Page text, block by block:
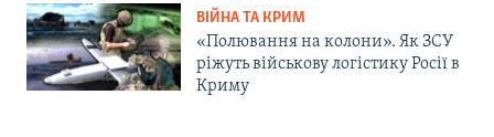
ВІЙНА ТА КРИМ
«Полювання на колони». Як ЗСУ
ріжуть військову логістику Росії в
Криму